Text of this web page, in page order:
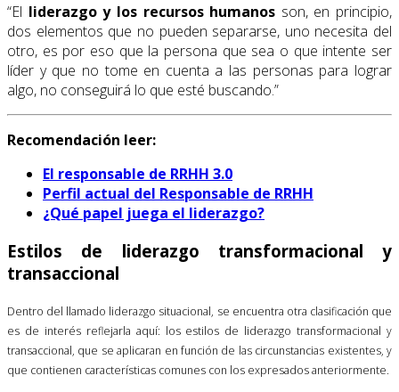
“El liderazgo y los recursos humanos son, en principio,
dos elementos que no pueden separarse, uno necesita del
otro, es por eso que la persona que sea o que intente ser
líder y que no tome en cuenta a las personas para lograr
algo, no conseguirá lo que esté buscando.”
Recomendación leer:
El responsable de RRHH 3.0
Perfil actual del Responsable de RRHH
¿Qué papel juega el liderazgo?
Estilos de liderazgo transformacional y
transaccional
Dentro del llamado liderazgo situacional, se encuentra otra clasificación que
es de interés reflejarla aquí: los estilos de liderazgo transformacional y
transaccional, que se aplicaran en función de las circunstancias existentes, y
que contienen características comunes con los expresados anteriormente.